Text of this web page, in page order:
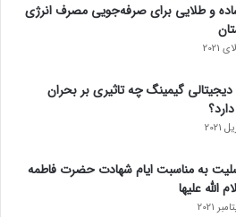
و طلایی برای صرفه‌جویی مصرف انرژی
دیجیتالی گیمینگ چه تاثیری بر بحران
به مناسبت ایام شهادت حضرت فاطمه
الله علیها